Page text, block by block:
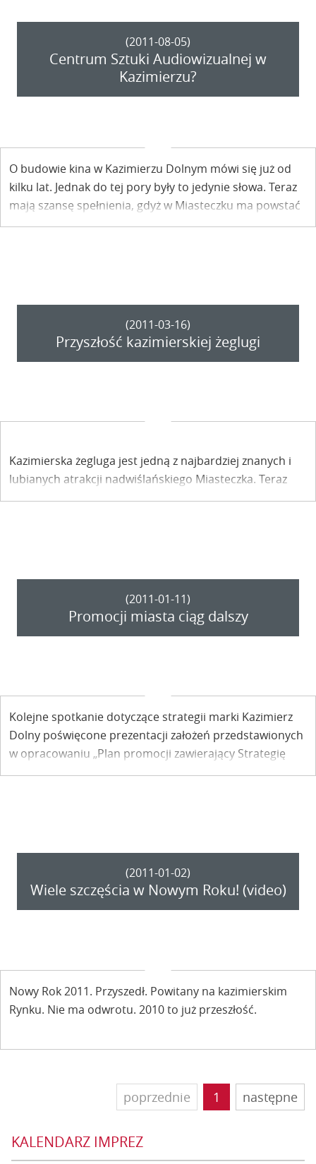
(2011-08-05)
Centrum Sztuki Audiowizualnej w
Kazimierzu?
O budowie kina w Kazimierzu Dolnym mówi się już od
kilku lat. Jednak do tej pory były to jedynie słowa. Teraz
mają szansę spełnienia, gdyż w Miasteczku ma powstać
Centrum Sztuki Audiowizualnej.
(2011-03-16)
Przyszłość kazimierskiej żeglugi
Kazimierska żegluga jest jedną z najbardziej znanych i
lubianych atrakcji nadwiślańskiego Miasteczka. Teraz
czekają ją zmiany.
(2011-01-11)
Promocji miasta ciąg dalszy
Kolejne spotkanie dotyczące strategii marki Kazimierz
Dolny poświęcone prezentacji założeń przedstawionych
w opracowaniu „Plan promocji zawierający Strategię
Marki Kazimierz Dolny” odbyło się 11 stycznia w sali
(2011-01-02)
Wiele szczęścia w Nowym Roku! (video)
Nowy Rok 2011. Przyszedł. Powitany na kazimierskim
Rynku. Nie ma odwrotu. 2010 to już przeszłość.
poprzednie 1 następne
KALENDARZ IMPREZ